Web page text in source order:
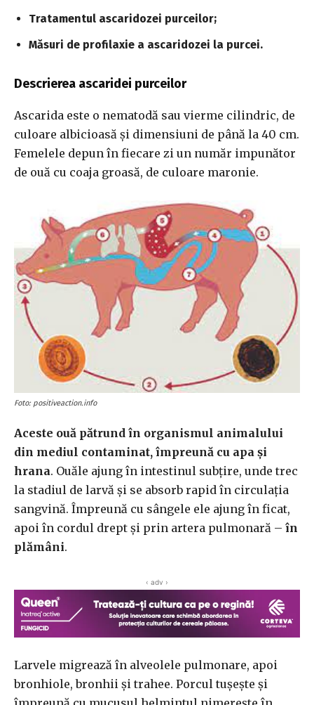
Tratamentul ascaridozei purceilor;
Măsuri de profilaxie a ascaridozei la purcei.
Descrierea ascaridei purceilor
Ascarida este o nematodă sau vierme cilindric, de
culoare albicioasă și dimensiuni de până la 40 cm.
Femelele depun în fiecare zi un număr impunător
de ouă cu coaja groasă, de culoare maronie.
Foto: positiveaction.info
Aceste ouă pătrund în organismul animalului
din mediul contaminat, împreună cu apa și
hrana. Ouăle ajung în intestinul subțire, unde trec
la stadiul de larvă și se absorb rapid în circulația
sangvină. Împreună cu sângele ele ajung în ficat,
apoi în cordul drept și prin artera pulmonară – în
plămâni.
‹ adv ›
Larvele migrează în alveolele pulmonare, apoi
bronhiole, bronhii și trahee. Porcul tușește și